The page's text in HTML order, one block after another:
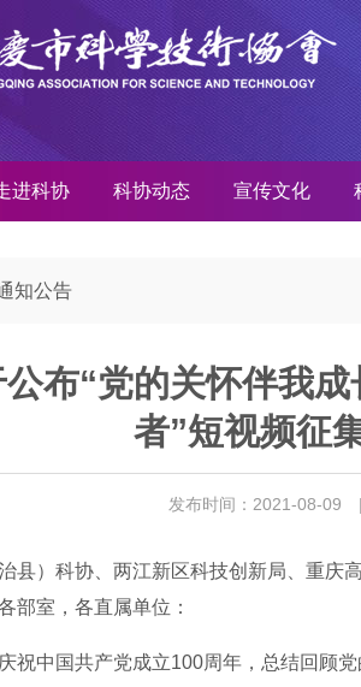
进科协 科协动态 宣传文化
知公告
公布“党的关怀伴我
者”短视频征
发布时间：2021-08-09
县）科协、两江新区科技创新局、重庆
部室，各直属单位：
祝中国共产党成立100周年，总结回顾